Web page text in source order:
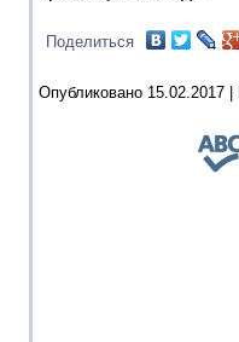
Поделиться
Опубликовано 15.02.2017 |